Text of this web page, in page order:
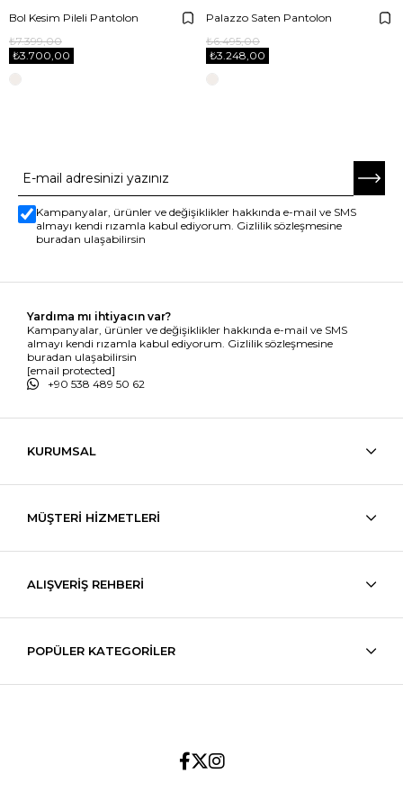
Bol Kesim Pileli Pantolon
₺3.700,00
₺7.399,00
Palazzo Saten Pantolon
₺3.248,00
₺6.495,00
Kampanyalar, ürünler ve değişiklikler hakkında e-mail ve SMS
almayı kendi rızamla kabul ediyorum. Gizlilik sözleşmesine
buradan ulaşabilirsin
Yardıma mı ihtiyacın var?
Kampanyalar, ürünler ve değişiklikler hakkında e-mail ve SMS
almayı kendi rızamla kabul ediyorum. Gizlilik sözleşmesine
buradan ulaşabilirsin
[email protected]
+90 538 489 50 62
KURUMSAL
MÜŞTERİ HİZMETLERİ
ALIŞVERİŞ REHBERİ
POPÜLER KATEGORİLER